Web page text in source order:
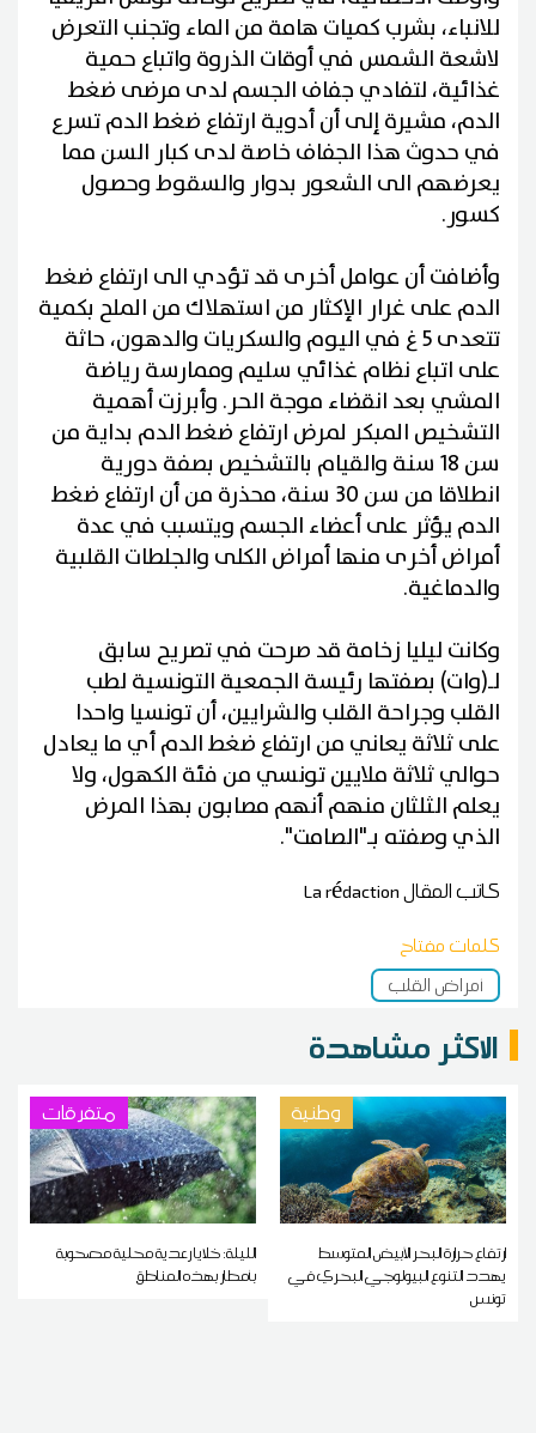
للانباء، بشرب كميات هامة من الماء وتجنب التعرض
لاشعة الشمس في أوقات الذروة واتباع حمية
غذائية، لتفادي جفاف الجسم لدى مرضى ضغط
الدم، مشيرة إلى أن أدوية ارتفاع ضغط الدم تسرع
في حدوث هذا الجفاف خاصة لدى كبار السن مما
يعرضهم الى الشعور بدوار والسقوط وحصول
كسور.
وأضافت أن عوامل أخرى قد تؤدي الى ارتفاع ضغط
الدم على غرار الإكثار من استهلاك من الملح بكمية
تتعدى 5 غ في اليوم والسكريات والدهون، حاثة
على اتباع نظام غذائي سليم وممارسة رياضة
المشي بعد انقضاء موجة الحر. وأبرزت أهمية
التشخيص المبكر لمرض ارتفاع ضغط الدم بداية من
سن 18 سنة والقيام بالتشخيص بصفة دورية
انطلاقا من سن 30 سنة، محذرة من أن ارتفاع ضغط
الدم يؤثر على أعضاء الجسم ويتسبب في عدة
أمراض أخرى منها أمراض الكلى والجلطات القلبية
والدماغية.
وكانت ليليا زخامة قد صرحت في تصريح سابق
لـ(وات) بصفتها رئيسة الجمعية التونسية لطب
القلب وجراحة القلب والشرايين، أن تونسيا واحدا
على ثلاثة يعاني من ارتفاع ضغط الدم أي ما يعادل
حوالي ثلاثة ملايين تونسي من فئة الكهول، ولا
يعلم الثلثان منهم أنهم مصابون بهذا المرض
الذي وصفته بـ"الصامت".
كاتب المقالLa rédaction
كلمات مفتاح
أمراض القلب
الاكثر مشاهدة
وطنية
ارتفاع حرارة البحر الأبيض المتوسط
يهدد التنوع البيولوجي البحري في
تونس
متفرقات
الليلة: خلايا رعدية محلية مصحوبة
بأمطار بهذه المناطق